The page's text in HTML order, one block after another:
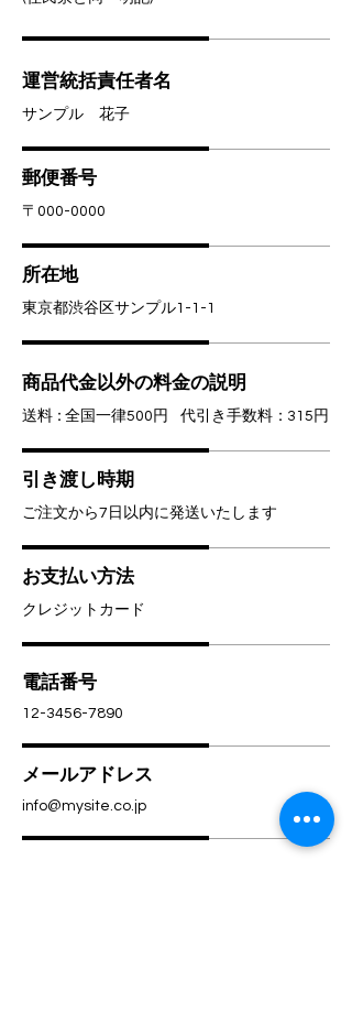
運営統括責任者名
サンプル 花子
郵便番号
〒000-0000
所在地
東京都渋谷区サンプル1-1-1
商品代金以外の料金の説明
送料：全国一律500円 代引き手数料 ： 315円
引き渡し時期
ご注文から7日以内に発送いたします
お支払い方法
クレジットカード
電話番号
12-3456-7890
メールアドレス
info@mysite.co.jp